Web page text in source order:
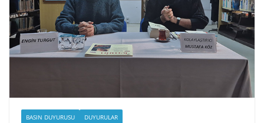
BASIN DUYURUSU DUYURULAR